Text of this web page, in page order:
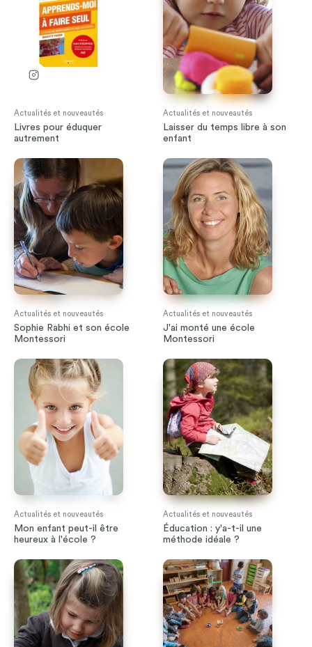
Actualités et nouveautés
Livres pour éduquer
autrement
Actualités et nouveautés
Laisser du temps libre à son
enfant
Actualités et nouveautés
Sophie Rabhi et son école
Montessori
Actualités et nouveautés
J'ai monté une école
Montessori
Actualités et nouveautés
Mon enfant peut-il être
heureux à l'école ?
Actualités et nouveautés
Éducation : y'a-t-il une
méthode idéale ?